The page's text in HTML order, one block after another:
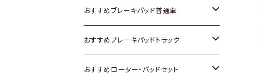
日産
いすゞ
ダイハツ
スズキ
日産
いすゞ
スズキ
日産
いすゞ
トヨタ
ホンダ
スズキ
おすすめブレーキパッド普通車
トヨタ
ホンダ
おすすめブレーキパッドトラック
トヨタ
おすすめローター・パッドセット